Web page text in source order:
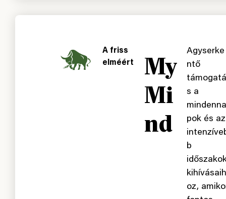
A friss
elméért
My
Mi
nd
Agyserke
ntő
támogatá
s a
mindenna
pok és az
b
kihívásaih
oz,